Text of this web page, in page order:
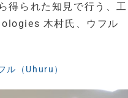
得られた知見で行う、工
木村氏、ウフル
ル（Uhuru）